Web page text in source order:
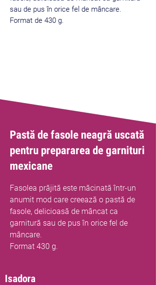
sau de pus în orice fel de mâncare.
Format de 430 g.
Pastă de fasole neagră uscată
pentru prepararea de garnituri
mexicane
Fasolea prăjită este măcinată într-un
anumit mod care creează o pastă de
fasole, delicioasă de mâncat ca
garnitură sau de pus în orice fel de
mâncare.
Format 430 g.
Isadora